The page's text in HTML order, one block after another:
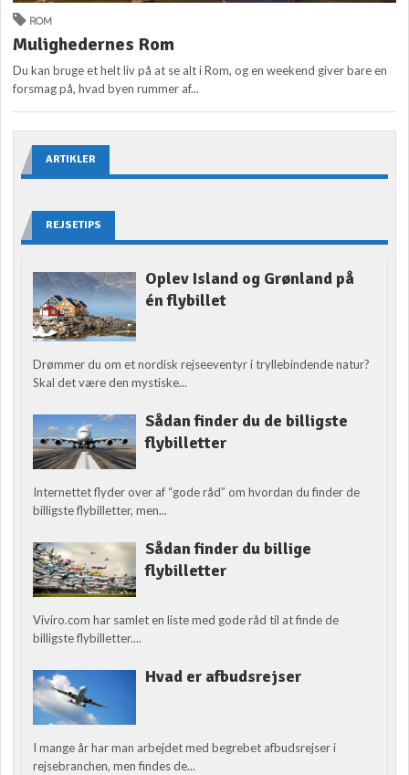
ROM
Mulighedernes Rom
Du kan bruge et helt liv på at se alt i Rom, og en weekend giver bare en
forsmag på, hvad byen rummer af...
ARTIKLER
REJSETIPS
Oplev Island og Grønland på
én flybillet
Drømmer du om et nordisk rejseeventyr i tryllebindende natur?
Skal det være den mystiske...
Sådan finder du de billigste
flybilletter
Internettet flyder over af “gode råd” om hvordan du finder de
billigste flybilletter, men...
Sådan finder du billige
flybilletter
Viviro.com har samlet en liste med gode råd til at finde de
billigste flybilletter....
Hvad er afbudsrejser
I mange år har man arbejdet med begrebet afbudsrejser i
rejsebranchen, men findes de...